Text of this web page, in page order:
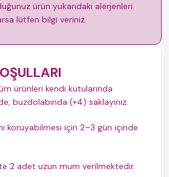
ürün yukarıdaki alerjenleri
lütfen bilgi veriniz.
ürünleri kendi kutularında
buzdolabında (+4) saklayınız.
koruyabilmesi için 2–3 gün içinde
2 adet uzun mum verilmektedir.